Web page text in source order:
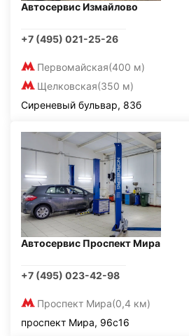
Автосервис Измайлово
+7 (495) 021-25-26
Первомайская(400 м)
Щелковская(350 м)
Сиреневый бульвар, 83б
Автосервис Проспект Мира
+7 (495) 023-42-98
Проспект Мира(0,4 км)
проспект Мира, 96с16